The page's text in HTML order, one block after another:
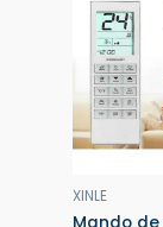
XINLE